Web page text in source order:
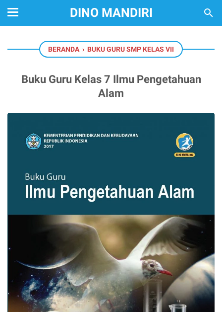
DINO MANDIRI
BERANDA › BUKU GURU SMP KELAS VII
Buku Guru Kelas 7 Ilmu Pengetahuan
Alam